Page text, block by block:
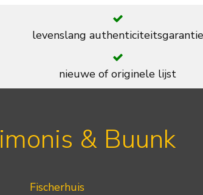
levenslang authenticiteitsgarantie
nieuwe of originele lijst
& Buunk
Fischerhuis